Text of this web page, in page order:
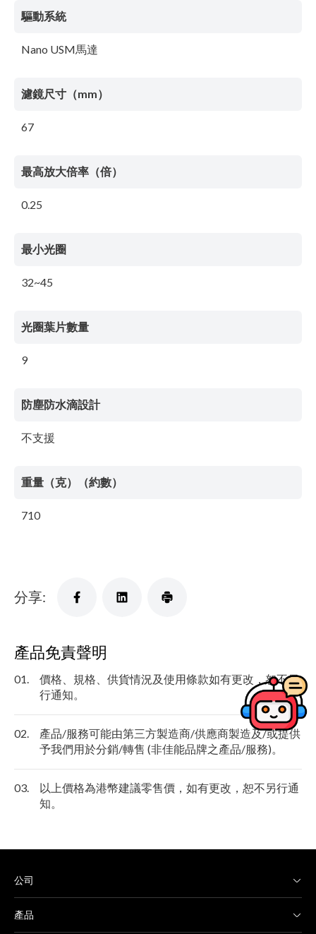
驅動系統
Nano USM馬達
濾鏡尺寸（mm）
67
最高放大倍率（倍）
0.25
最小光圈
32~45
光圈葉片數量
9
防塵防水滴設計
不支援
重量（克）（約數）
710
分享:
產品免責聲明
01.
價格、規格、供貨情況及使用條款如有更改，恕不另
行通知。
02.
產品/服務可能由第三方製造商/供應商製造及/或提供
予我們用於分銷/轉售 (非佳能品牌之產品/服務)。
03.
以上價格為港幣建議零售價，如有更改，恕不另行通
知。
公司
產品